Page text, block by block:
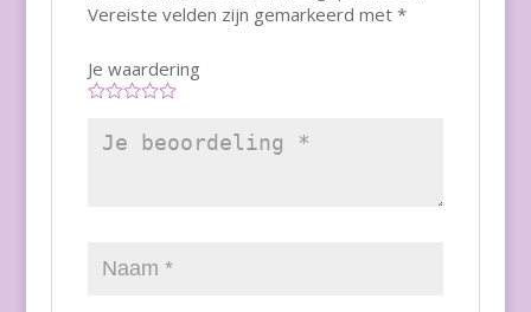
Vereiste velden zijn gemarkeerd met *
Je waardering